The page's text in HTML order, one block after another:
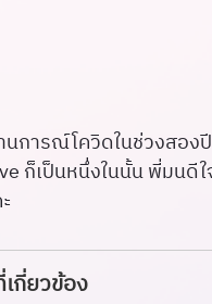
การณ์โควิดในช่วงสอง
ก็เป็นหนึ่งในนั้น พี่มนดี
เกี่ยวข้อง